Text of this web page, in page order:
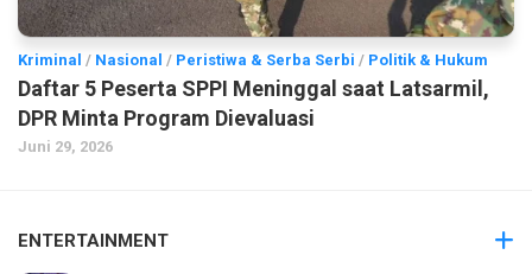
Kriminal / Nasional / Peristiwa & Serba Serbi / Politik & Hukum
Daftar 5 Peserta SPPI Meninggal saat Latsarmil,
DPR Minta Program Dievaluasi
Juni 29, 2026
ENTERTAINMENT